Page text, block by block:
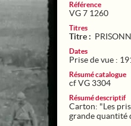
Référence
VG 7 1260
Titres
Titre :
Dates
Prise de vue :
Résumé catalogue
cf VG 3304
Résumé descriptif
Carton: "Les
grande quantité